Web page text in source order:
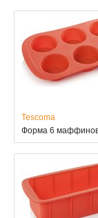
Tescoma
Форма 6 маффинов